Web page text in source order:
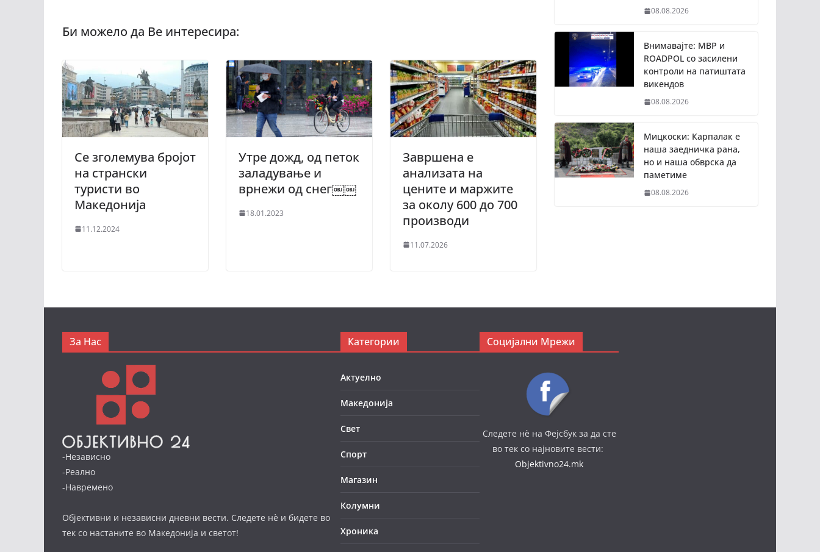
Се зголемува бројот
на странски
туристи во
Македонија
11.12.2024
Утре дожд, од петок
заладување и
врнежи од снег￼￼
18.01.2023
Завршена е
анализата на
цените и маржите
за околу 600 до 700
производи
11.07.2026
08.08.2026
Внимавајте: МВР и
ROADPOL со засилени
контроли на патиштата
викендов
08.08.2026
Мицкоски: Карпалак е
наша заедничка рана,
но и наша обврска да
паметиме
08.08.2026
За Нас
-Независно
-Реално
-Навремено
Објективни и независни дневни вести. Следете нè и бидете во
тек со настаните во Македонија и светот!
Категории
Актуелно
Македонија
Свет
Спорт
Магазин
Колумни
Хроника
Социјални Мрежи
Следете нè на Фејсбук за да сте
во тек со најновите вести:
Objektivno24.mk